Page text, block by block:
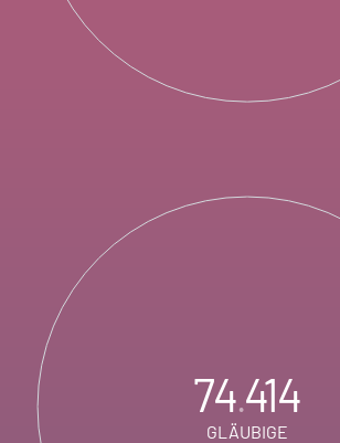
74.414
GLÄUBIGE